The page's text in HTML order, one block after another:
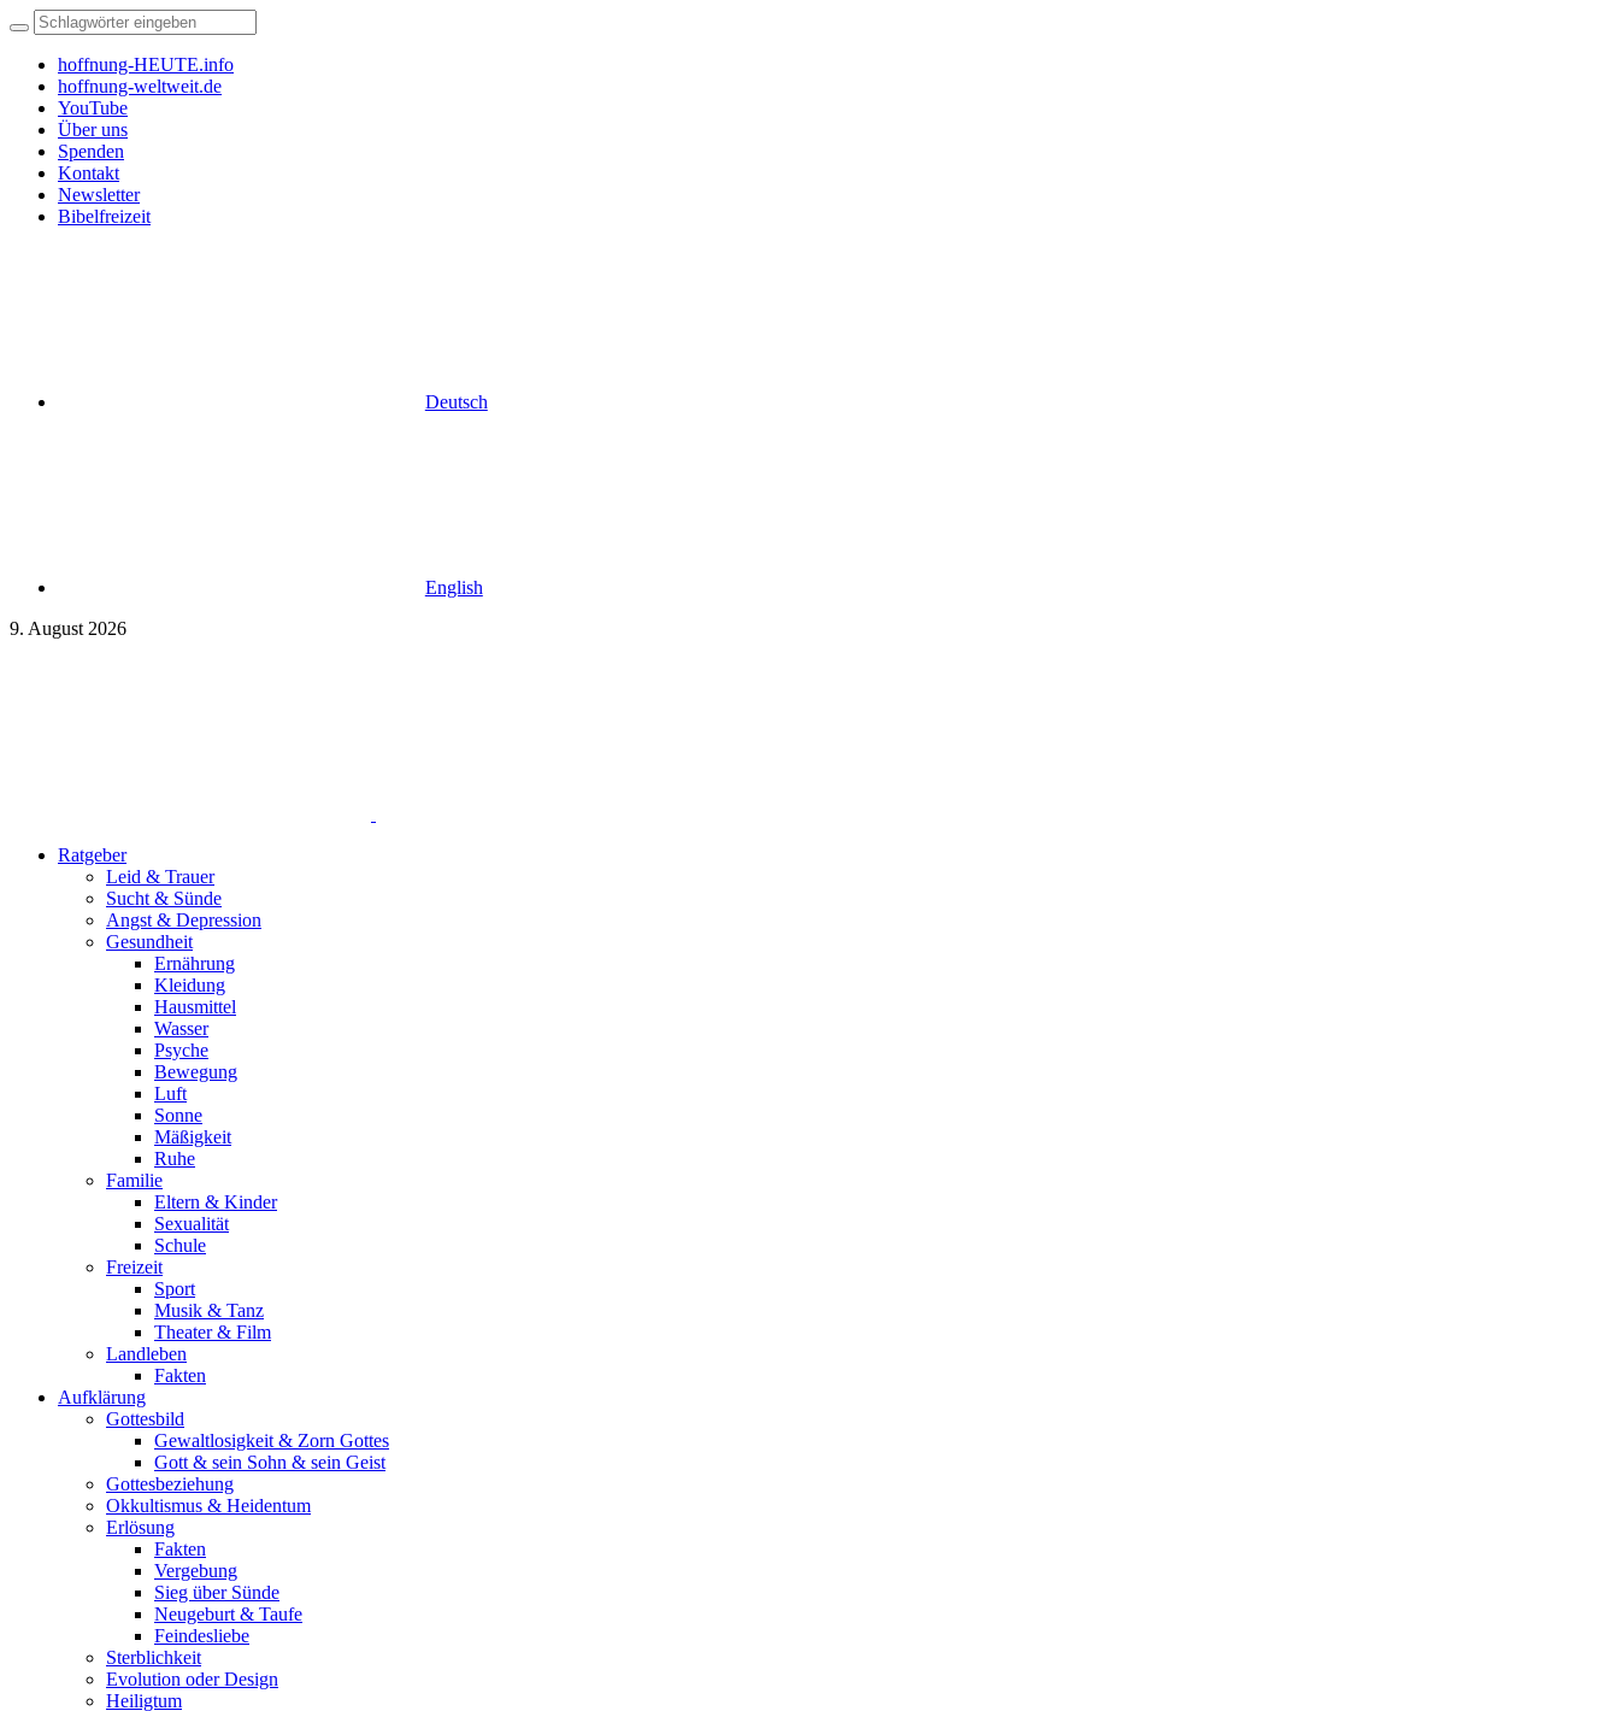
hoffnung-HEUTE.info
hoffnung-weltweit.de
YouTube
Über uns
Spenden
Kontakt
Newsletter
Bibelfreizeit
Deutsch
English
9. August 2026
Ratgeber
Leid & Trauer
Sucht & Sünde
Angst & Depression
Gesundheit
Ernährung
Kleidung
Hausmittel
Wasser
Psyche
Bewegung
Luft
Sonne
Mäßigkeit
Ruhe
Familie
Eltern & Kinder
Sexualität
Schule
Freizeit
Sport
Musik & Tanz
Theater & Film
Landleben
Fakten
Aufklärung
Gottesbild
Gewaltlosigkeit & Zorn Gottes
Gott & sein Sohn & sein Geist
Gottesbeziehung
Okkultismus & Heidentum
Erlösung
Fakten
Vergebung
Sieg über Sünde
Neugeburt & Taufe
Feindesliebe
Sterblichkeit
Evolution oder Design
Heiligtum